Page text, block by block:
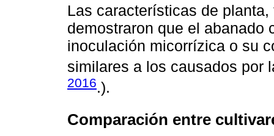
Las características de
demostraron que el abanado
inoculación micorrízica o su
similares a los causados por
2016.).
Comparación entre